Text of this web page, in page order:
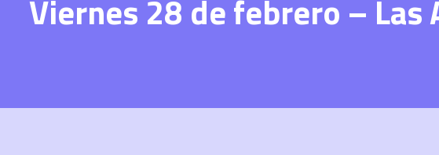
Viernes 28 de febrero – Las